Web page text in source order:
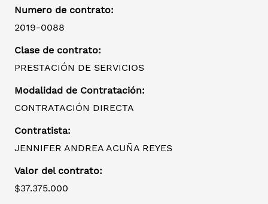
Numero de contrato:
2019-0088
Clase de contrato:
PRESTACIÓN DE SERVICIOS
Modalidad de Contratación:
CONTRATACIÓN DIRECTA
Contratista:
JENNIFER ANDREA ACUÑA REYES
Valor del contrato:
$37.375.000